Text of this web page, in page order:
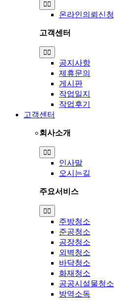
Toggle
Navigation
온라인의뢰신청
고객센터
Toggle
Navigation
공지사항
제휴문의
게시판
작업일지
작업후기
고객센터
회사소개
Toggle
Navigation
인사말
오시는길
주요서비스
Toggle
Navigation
주방청소
준공청소
공장청소
외벽청소
바닥청소
화재청소
공공시설물청소
방역소독